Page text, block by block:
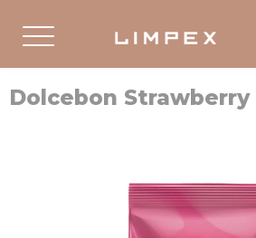
PRODUKTER
Dolcebon Strawberry